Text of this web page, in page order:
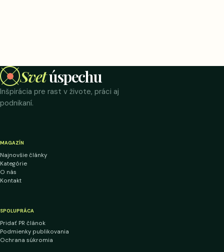
Svetúspechu
Inšpirácia pre rast v živote, práci aj
podnikaní.
MAGAZÍN
Najnovšie články
Kategórie
O nás
Kontakt
SPOLUPRÁCA
Pridať PR článok
Podmienky publikovania
Ochrana súkromia